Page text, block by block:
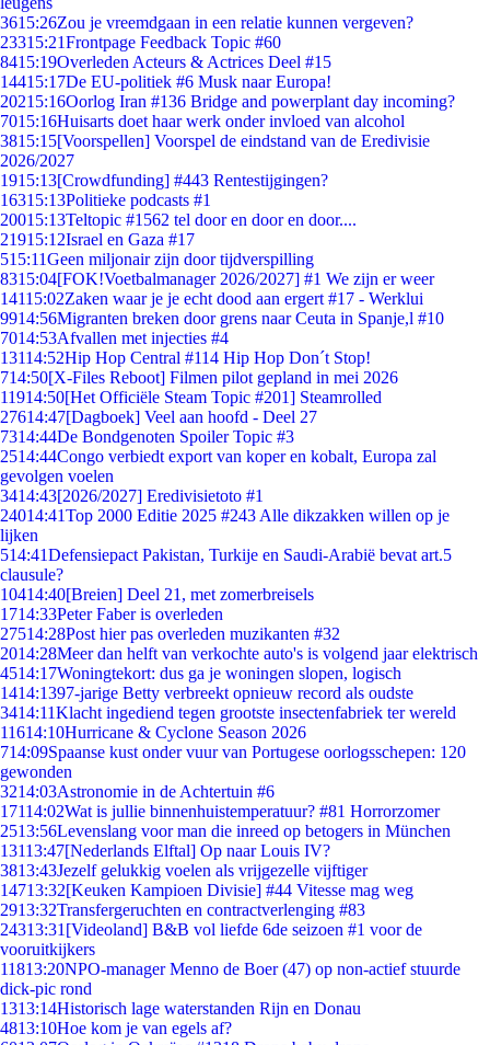
3615:26Zou je vreemdgaan in een relatie kunnen vergeven?
23315:21Frontpage Feedback Topic #60
8415:19Overleden Acteurs & Actrices Deel #15
14415:17De EU-politiek #6 Musk naar Europa!
20215:16Oorlog Iran #136 Bridge and powerplant day incoming?
7015:16Huisarts doet haar werk onder invloed van alcohol
3815:15[Voorspellen] Voorspel de eindstand van de Eredivisie
2026/2027
1915:13[Crowdfunding] #443 Rentestijgingen?
16315:13Politieke podcasts #1
20015:13Teltopic #1562 tel door en door en door....
21915:12Israel en Gaza #17
515:11Geen miljonair zijn door tijdverspilling
8315:04[FOK!Voetbalmanager 2026/2027] #1 We zijn er weer
14115:02Zaken waar je je echt dood aan ergert #17 - Werklui
9914:56Migranten breken door grens naar Ceuta in Spanje,l #10
7014:53Afvallen met injecties #4
13114:52Hip Hop Central #114 Hip Hop Don´t Stop!
714:50[X-Files Reboot] Filmen pilot gepland in mei 2026
11914:50[Het Officiële Steam Topic #201] Steamrolled
27614:47[Dagboek] Veel aan hoofd - Deel 27
7314:44De Bondgenoten Spoiler Topic #3
2514:44Congo verbiedt export van koper en kobalt, Europa zal
gevolgen voelen
3414:43[2026/2027] Eredivisietoto #1
24014:41Top 2000 Editie 2025 #243 Alle dikzakken willen op je
lijken
514:41Defensiepact Pakistan, Turkije en Saudi-Arabië bevat art.5
clausule?
10414:40[Breien] Deel 21, met zomerbreisels
1714:33Peter Faber is overleden
27514:28Post hier pas overleden muzikanten #32
2014:28Meer dan helft van verkochte auto's is volgend jaar elektrisch
4514:17Woningtekort: dus ga je woningen slopen, logisch
1414:1397-jarige Betty verbreekt opnieuw record als oudste
3414:11Klacht ingediend tegen grootste insectenfabriek ter wereld
11614:10Hurricane & Cyclone Season 2026
714:09Spaanse kust onder vuur van Portugese oorlogsschepen: 120
gewonden
3214:03Astronomie in de Achtertuin #6
17114:02Wat is jullie binnenhuistemperatuur? #81 Horrorzomer
2513:56Levenslang voor man die inreed op betogers in München
13113:47[Nederlands Elftal] Op naar Louis IV?
3813:43Jezelf gelukkig voelen als vrijgezelle vijftiger
14713:32[Keuken Kampioen Divisie] #44 Vitesse mag weg
2913:32Transfergeruchten en contractverlenging #83
24313:31 [Videoland] B&B vol liefde 6de seizoen #1 voor de
vooruitkijkers
11813:20NPO-manager Menno de Boer (47) op non-actief stuurde
dick-pic rond
1313:14Historisch lage waterstanden Rijn en Donau
4813:10Hoe kom je van egels af?